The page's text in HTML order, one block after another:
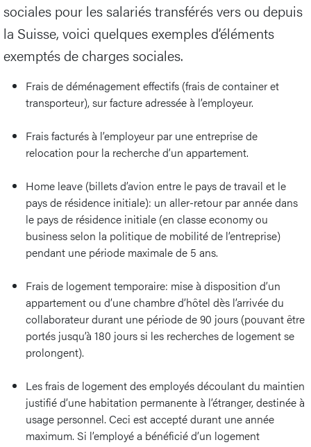
sociales pour les salariés transférés vers ou depuis
la Suisse, voici quelques exemples d’éléments
exemptés de charges sociales.
Frais de déménagement effectifs (frais de container et
transporteur), sur facture adressée à l’employeur.
Frais facturés à l’employeur par une entreprise de
relocation pour la recherche d’un appartement.
Home leave (billets d’avion entre le pays de travail et le
pays de résidence initiale): un aller-retour par année dans
le pays de résidence initiale (en classe economy ou
business selon la politique de mobilité de l’entreprise)
pendant une période maximale de 5 ans.
Frais de logement temporaire: mise à disposition d’un
appartement ou d’une chambre d’hôtel dès l’arrivée du
collaborateur durant une période de 90 jours (pouvant être
portés jusqu’à 180 jours si les recherches de logement se
prolongent).
Les frais de logement des employés découlant du maintien
justifié d’une habitation permanente à l’étranger, destinée à
usage personnel. Ceci est accepté durant une année
maximum. Si l’employé a bénéficié d’un logement